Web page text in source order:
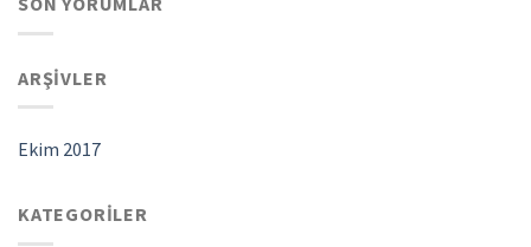
ARŞIVLER
Ekim 2017
KATEGORILER